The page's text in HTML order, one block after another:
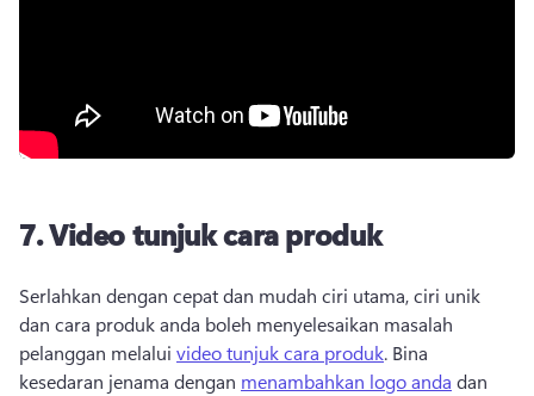
7.Video tunjuk cara produk
Serlahkan dengan cepat dan mudah ciri utama, ciri unik
dan cara produk anda boleh menyelesaikan masalah
pelanggan melalui video tunjuk cara produk. Bina
kesedaran jenama dengan menambahkan logo anda dan